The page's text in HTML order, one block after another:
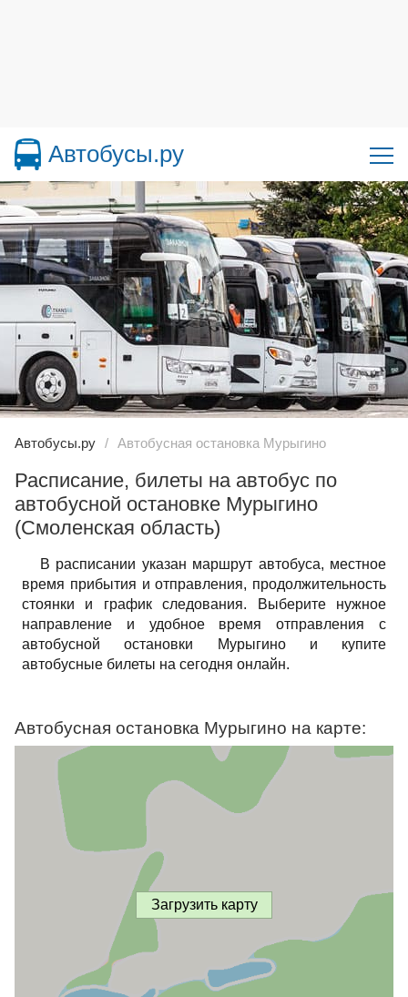
Автобусы.ру
Автобусы.ру Автобусная остановка Мурыгино
Расписание, билеты на автобус по
автобусной остановке Мурыгино
(Смоленская область)
В расписании указан маршрут автобуса, местное
время прибытия и отправления, продолжительность
стоянки и график следования. Выберите нужное
направление и удобное время отправления с
автобусной остановки Мурыгино и купите
автобусные билеты на сегодня онлайн.
Автобусная остановка Мурыгино на карте:
Загрузить карту